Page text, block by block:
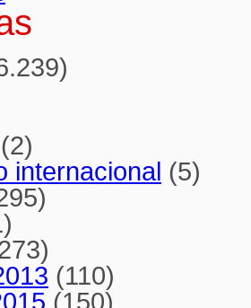
(2)
internacional (5)
(110)
(150)